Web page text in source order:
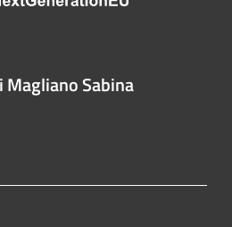
Magliano Sabina